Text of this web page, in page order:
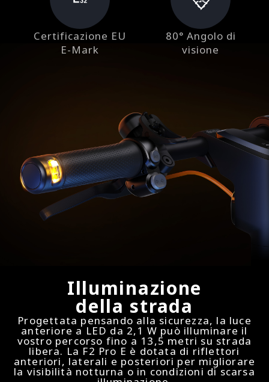
Certificazione EU
E-Mark
80° Angolo di
visione
Illuminazione
della strada
Progettata pensando alla sicurezza, la luce
anteriore a LED da 2,1 W può illuminare il
vostro percorso fino a 13,5 metri su strada
libera. La F2 Pro E è dotata di riflettori
anteriori, laterali e posteriori per migliorare
la visibilità notturna o in condizioni di scarsa